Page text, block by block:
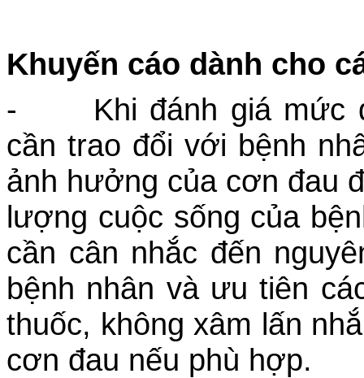
Khuyến cáo dành cho
- Khi đánh giá mức
cần trao đổi với bệnh
ảnh hưởng của cơn đau
lượng cuộc sống của
cần cân nhắc đến
bệnh nhân và ưu tiên
thuốc, không xâm lấn
cơn đau nếu phù hợp.